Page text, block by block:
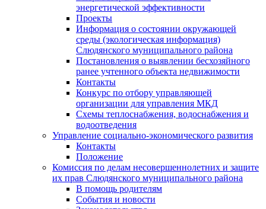
энергетической эффективности
Проекты
Информация о состоянии окружающей
среды (экологическая информация)
Слюдянского муниципального района
Постановления о выявлении бесхозяйного
ранее учтенного объекта недвижимости
Контакты
Конкурс по отбору управляющей
организации для управления МКД
Схемы теплоснабжения, водоснабжения и
водоотведения
Управление социально-экономического развития
Контакты
Положение
Комиссия по делам несовершеннолетних и защите
их прав Слюдянского муниципального района
В помощь родителям
События и новости